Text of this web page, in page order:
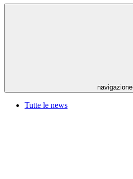
navigazione
Tutte le news